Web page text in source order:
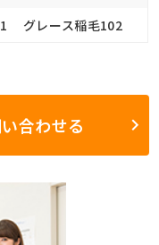
グレース稲毛102
合わせる